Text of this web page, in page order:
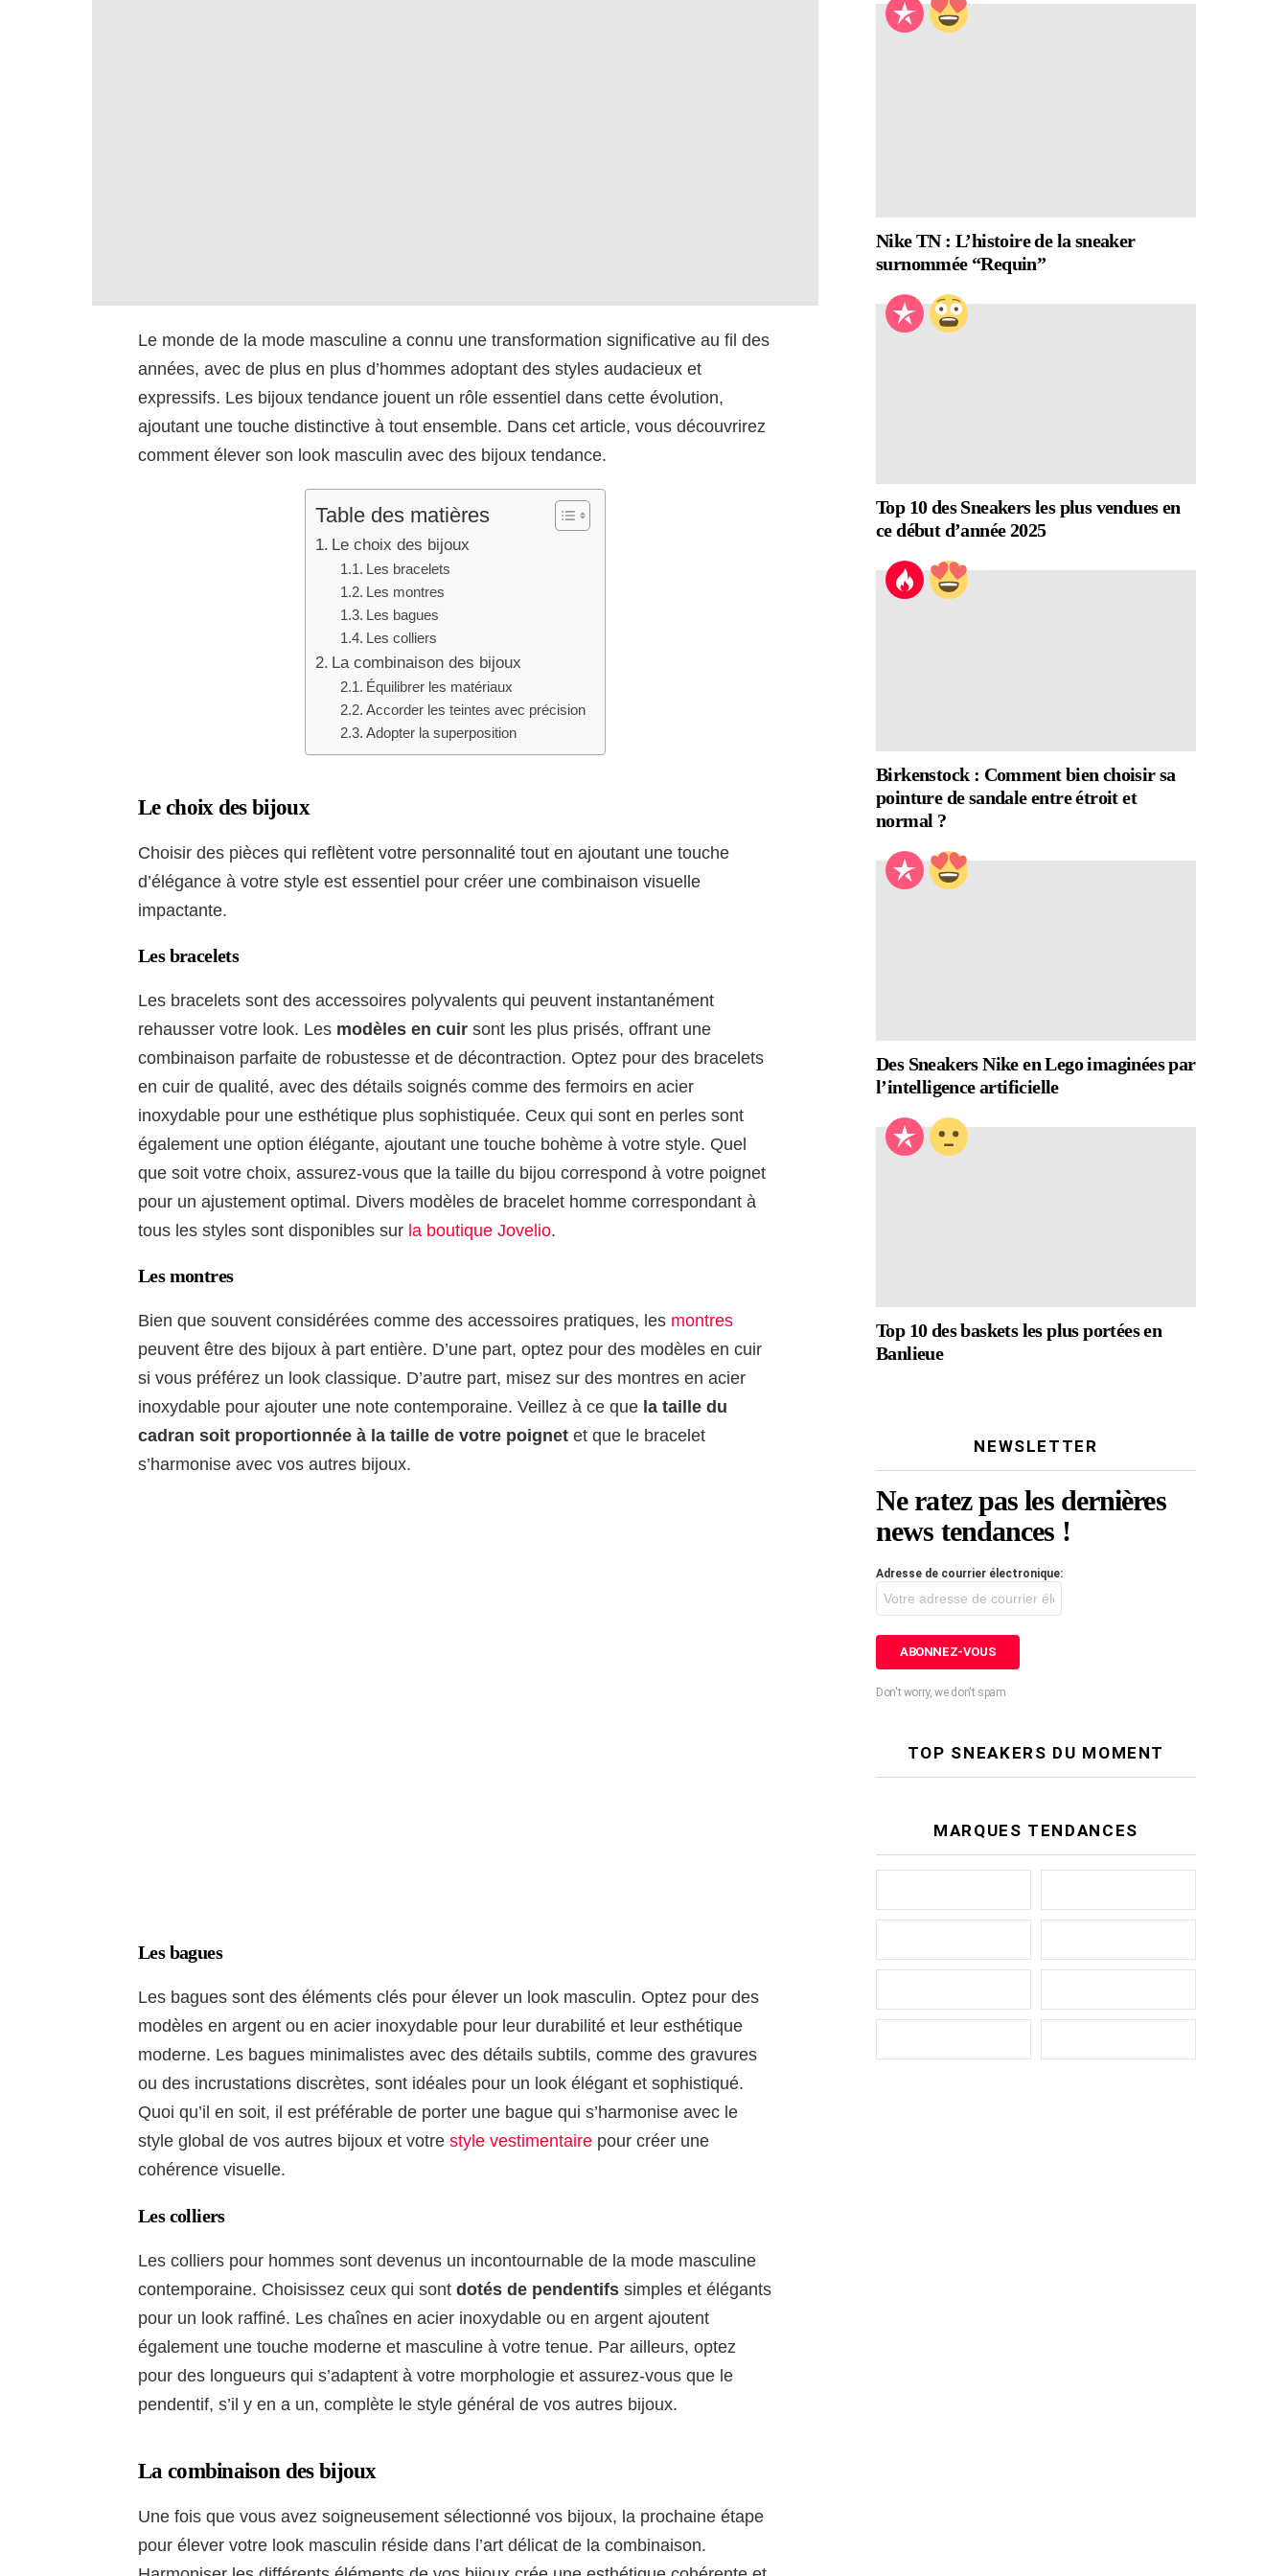
Le monde de la mode masculine a connu une transformation significative au fil des
années, avec de plus en plus d’hommes adoptant des styles audacieux et
expressifs. Les bijoux tendance jouent un rôle essentiel dans cette évolution,
ajoutant une touche distinctive à tout ensemble. Dans cet article, vous découvrirez
comment élever son look masculin avec des bijoux tendance.
Table des matières
Le choix des bijoux
Les bracelets
Les montres
Les bagues
Les colliers
La combinaison des bijoux
Équilibrer les matériaux
Accorder les teintes avec précision
Adopter la superposition
Le choix des bijoux
Choisir des pièces qui reflètent votre personnalité tout en ajoutant une touche
d’élégance à votre style est essentiel pour créer une combinaison visuelle
impactante.
Les bracelets
Les bracelets sont des accessoires polyvalents qui peuvent instantanément
rehausser votre look. Les modèles en cuir sont les plus prisés, offrant une
combinaison parfaite de robustesse et de décontraction. Optez pour des bracelets
en cuir de qualité, avec des détails soignés comme des fermoirs en acier
inoxydable pour une esthétique plus sophistiquée. Ceux qui sont en perles sont
également une option élégante, ajoutant une touche bohème à votre style. Quel
que soit votre choix, assurez-vous que la taille du bijou correspond à votre poignet
pour un ajustement optimal. Divers modèles de bracelet homme correspondant à
tous les styles sont disponibles sur la boutique Jovelio.
Les montres
Bien que souvent considérées comme des accessoires pratiques, les montres
peuvent être des bijoux à part entière. D’une part, optez pour des modèles en cuir
si vous préférez un look classique. D’autre part, misez sur des montres en acier
inoxydable pour ajouter une note contemporaine. Veillez à ce que la taille du
cadran soit proportionnée à la taille de votre poignet et que le bracelet
s’harmonise avec vos autres bijoux.
Les bagues
Les bagues sont des éléments clés pour élever un look masculin. Optez pour des
modèles en argent ou en acier inoxydable pour leur durabilité et leur esthétique
moderne. Les bagues minimalistes avec des détails subtils, comme des gravures
ou des incrustations discrètes, sont idéales pour un look élégant et sophistiqué.
Quoi qu’il en soit, il est préférable de porter une bague qui s’harmonise avec le
style global de vos autres bijoux et votre style vestimentaire pour créer une
cohérence visuelle.
Les colliers
Les colliers pour hommes sont devenus un incontournable de la mode masculine
contemporaine. Choisissez ceux qui sont dotés de pendentifs simples et élégants
pour un look raffiné. Les chaînes en acier inoxydable ou en argent ajoutent
également une touche moderne et masculine à votre tenue. Par ailleurs, optez
pour des longueurs qui s’adaptent à votre morphologie et assurez-vous que le
pendentif, s’il y en a un, complète le style général de vos autres bijoux.
La combinaison des bijoux
Une fois que vous avez soigneusement sélectionné vos bijoux, la prochaine étape
pour élever votre look masculin réside dans l’art délicat de la combinaison.
Nike TN : L’histoire de la sneaker
surnommée “Requin”
Top 10 des Sneakers les plus vendues en
ce début d’année 2025
Birkenstock : Comment bien choisir sa
pointure de sandale entre étroit et
normal ?
Des Sneakers Nike en Lego imaginées par
l’intelligence artificielle
Top 10 des baskets les plus portées en
Banlieue
NEWSLETTER
Ne ratez pas les dernières
news tendances !
Adresse de courrier électronique:
Don't worry, we don't spam
TOP SNEAKERS DU MOMENT
MARQUES TENDANCES